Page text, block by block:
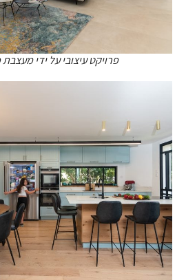
פרויקט עיצובי על ידי